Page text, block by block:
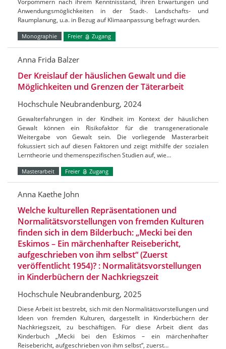
Vorpommern nach ihrem Kenntnisstand, ihren Erwartungen und
Anwendungsmöglichkeiten in der Stadt-. Landschafts- und
Raumplanung, u.a. in Bezug auf Klimaanpassung befragt wurden.
Monographie Freier Zugang
Anna Frida Balzer
Der Kreislauf der häuslichen Gewalt und die
Möglichkeiten und Grenzen der Täterarbeit
Hochschule Neubrandenburg, 2024
Gewalterfahrungen in der Kindheit im Kontext der häuslichen
Gewalt können ein Risikofaktor für die transgenerationale
Weitergabe von Gewalt sein. Die vorliegende Masterarbeit
fokussiert sich auf diesen Faktoren und zeigt mithilfe der sozialen
Lerntheorie und themenspezifischen Studien auf, wie…
Masterarbeit Freier Zugang
Anna Kaethe John
Welche kulturellen Repräsentationen und
Normalitätsvorstellungen von fremden Kulturen
finden sich in dem Bilderbuch: „Mecki bei den
Eskimos – Ein märchenhafter Reisebericht,
aufgeschrieben von ihm selbst“ (Zuerst
veröffentlicht 1954)? : Normalitätsvorstellungen
in Kinderbüchern der Nachkriegszeit
Hochschule Neubrandenburg, 2025
Diese Arbeit ist bestrebt, sich mit den Normalitätsvorstellungen und
Ideen von fremden Kulturen, dargestellt in Kinderbüchern der
Nachkriegszeit, zu beschäftigen. Für diese Arbeit dient das
Kinderbuch „Mecki bei den Eskimos – ein märchenhafter
Reisebericht, aufgeschrieben von ihm selbst“, zuerst…